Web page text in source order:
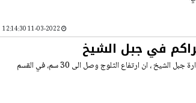
في جبل الشيخ
أفاد مراسل موقع بانيت وصحيفة بانوراما نقلا عن ادارة جبل الشيخ ، ان ارتفاع الثلوج وصل الى 30 سم، في القسم